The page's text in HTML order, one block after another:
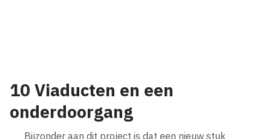
10 Viaducten en een
onderdoorgang
Bijzonder aan dit project is dat een nieuw stuk